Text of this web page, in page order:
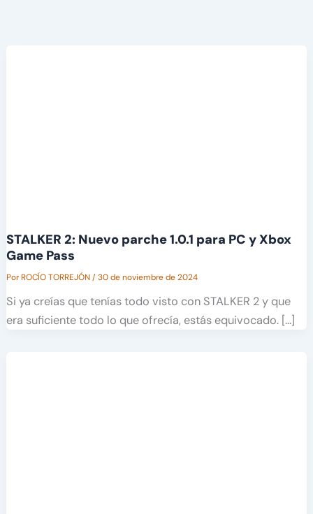
STALKER 2: Nuevo parche 1.0.1 para PC y Xbox
Game Pass
PorROCÍO TORREJÓN/30 de noviembre de 2024
Si ya creías que tenías todo visto con STALKER 2 y que
era suficiente todo lo que ofrecía, estás equivocado. […]